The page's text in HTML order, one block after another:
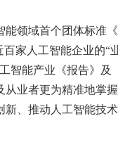
能领域首个团体标准
家人工智能企业的“
智能产业《报告》及
业者更为精准地掌
、推动人工智能技